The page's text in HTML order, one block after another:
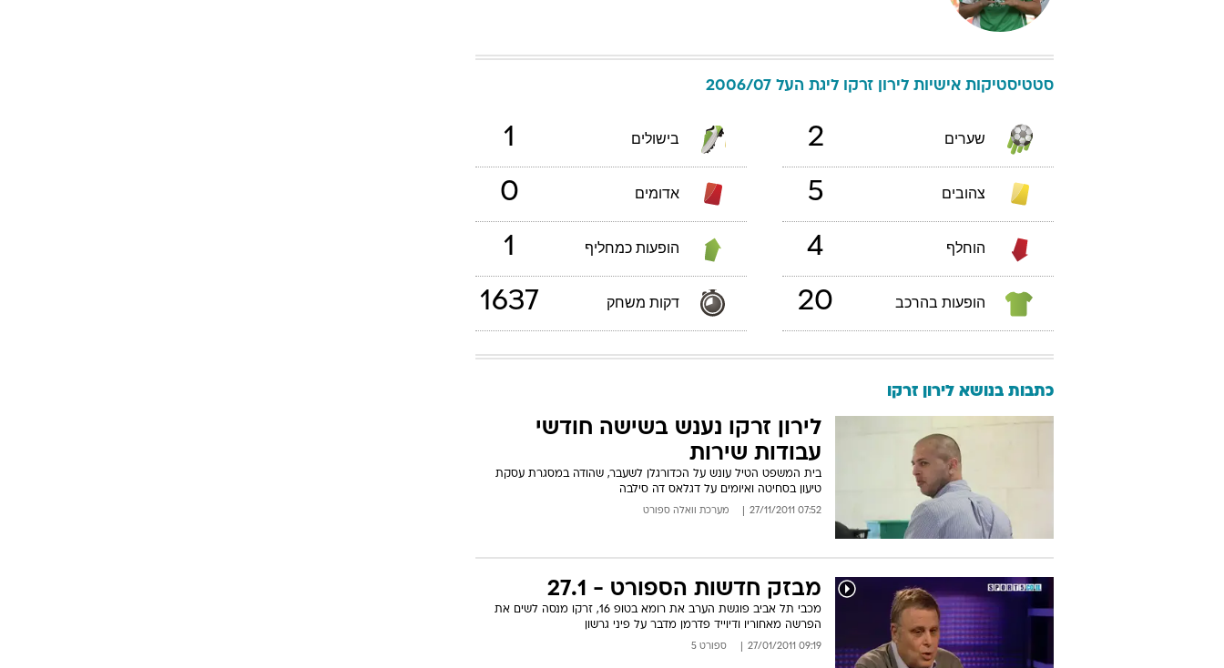
סטטיסטיקות אישיות לירון זרקו ליגת העל 2006/07
שערים 2 בישולים 1
צהובים 5 אדומים 0
הוחלף 4 הופעות כמחליף 1
הופעות בהרכב 20 דקות משחק 1637
כתבות בנושא לירון זרקו
לירון זרקו נענש בשישה חודשי
עבודות שירות
בית המשפט הטיל עונש על הכדורגלן לשעבר, שהודה במסגרת עסקת
טיעון בסחיטה ואיומים על דגלאס דה סילבה
07:52 27/11/2011 מערכת וואלה ספורט
מבזק חדשות הספורט - 27.1
מכבי תל אביב פוגשת הערב את רומא בטופ 16, זרקו מנסה לשים את
הפרשה מאחוריו ודיוייד פדרמן מדבר על פיני גרשון
09:19 27/01/2011 ספורט 5